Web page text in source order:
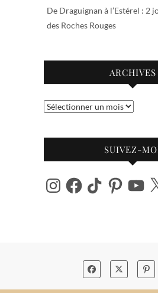
De Draguignan à l’Estérel : 2
des Roches Rouges
ARCHIVES
Archives
SUIVEZ-
InstagramFacebook
TikTok PinterestYouTube
X